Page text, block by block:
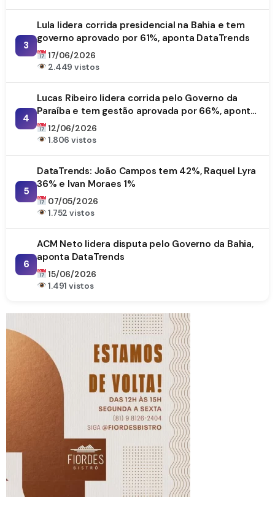
3
Lula lidera corrida presidencial na Bahia e tem
governo aprovado por 61%, aponta DataTrends
17/06/2026
2.449 vistos
4
Lucas Ribeiro lidera corrida pelo Governo da
Paraíba e tem gestão aprovada por 66%, aponta
DataTrends
12/06/2026
1.806 vistos
5
DataTrends: João Campos tem 42%, Raquel Lyra
36% e Ivan Moraes 1%
07/05/2026
1.752 vistos
6
ACM Neto lidera disputa pelo Governo da Bahia,
aponta DataTrends
15/06/2026
1.491 vistos